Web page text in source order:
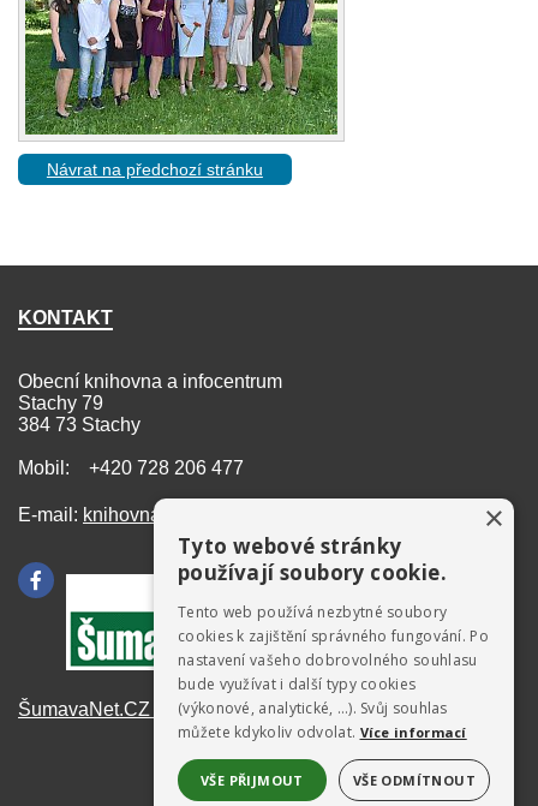
Návrat na předchozí stránku
KONTAKT
Obecní knihovna a infocentrum
Stachy 79
384 73 Stachy
Mobil: +420 728 206 477
E-mail: knihovna@stachy.net
ŠumavaNet.CZ - informace o regionu
×
Tyto webové stránky
používají soubory cookie.
Tento web používá nezbytné soubory
cookies k zajištění správného fungování. Po
nastavení vašeho dobrovolného souhlasu
bude využívat i další typy cookies
(výkonové, analytické, …). Svůj souhlas
můžete kdykoliv odvolat. Více informací
VŠE PŘIJMOUT VŠE ODMÍTNOUT